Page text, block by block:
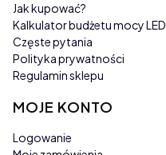
Jak kupować?
Kalkulator budżetu mocy LED
Częste pytania
Polityka prywatności
Regulamin sklepu
MOJE KONTO
Logowanie